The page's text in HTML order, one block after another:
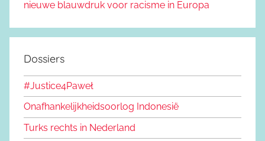
nieuwe blauwdruk voor racisme in Europa
Dossiers
#Justice4Paweł
Onafhankelijkheidsoorlog Indonesië
Turks rechts in Nederland